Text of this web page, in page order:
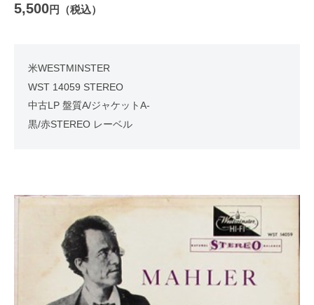
5,500円（税込）
米WESTMINSTER
WST 14059 STEREO
中古LP 盤質A/ジャケットA-
黒/赤STEREO レーベル